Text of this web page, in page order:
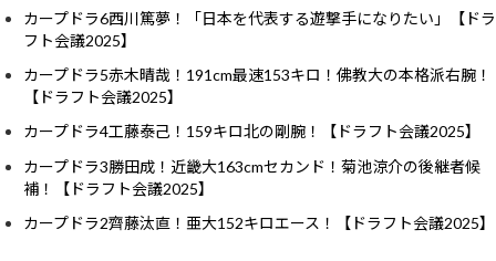
カープドラ6西川篤夢！「日本を代表する遊撃手になりたい」【ドラ
フト会議2025】
カープドラ5赤木晴哉！191cm最速153キロ！佛教大の本格派右腕！
【ドラフト会議2025】
カープドラ4工藤泰己！159キロ北の剛腕！【ドラフト会議2025】
カープドラ3勝田成！近畿大163cmセカンド！菊池涼介の後継者候
補！【ドラフト会議2025】
カープドラ2齊藤汰直！亜大152キロエース！【ドラフト会議2025】